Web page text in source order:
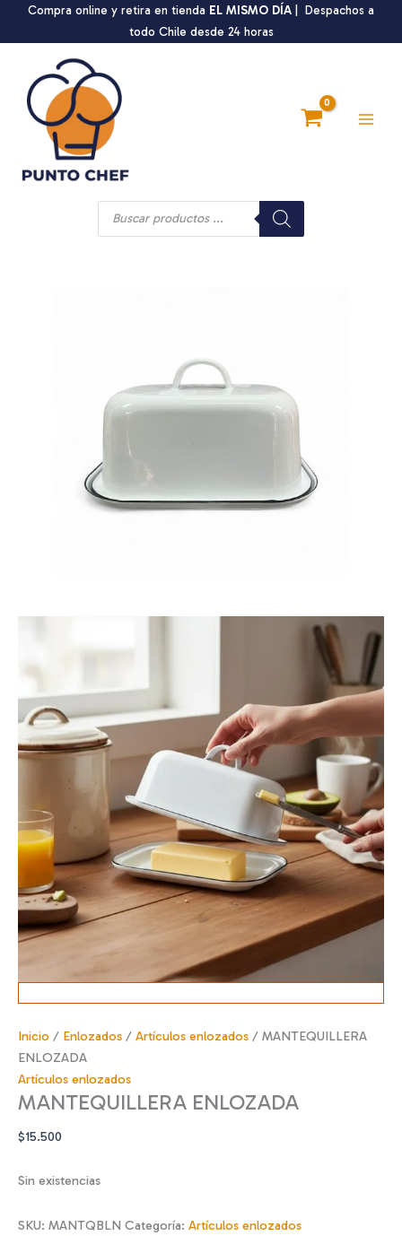
Compra online y retira en tienda EL MISMO DÍA | Despachos a
todo Chile desde 24 horas
Búsqueda
productos
Inicio / Enlozados / Artículos enlozados / MANTEQUILLERA
ENLOZADA
Artículos enlozados
MANTEQUILLERA ENLOZADA
$15.500
Sin existencias
SKU: MANTQBLN Categoría: Artículos enlozados